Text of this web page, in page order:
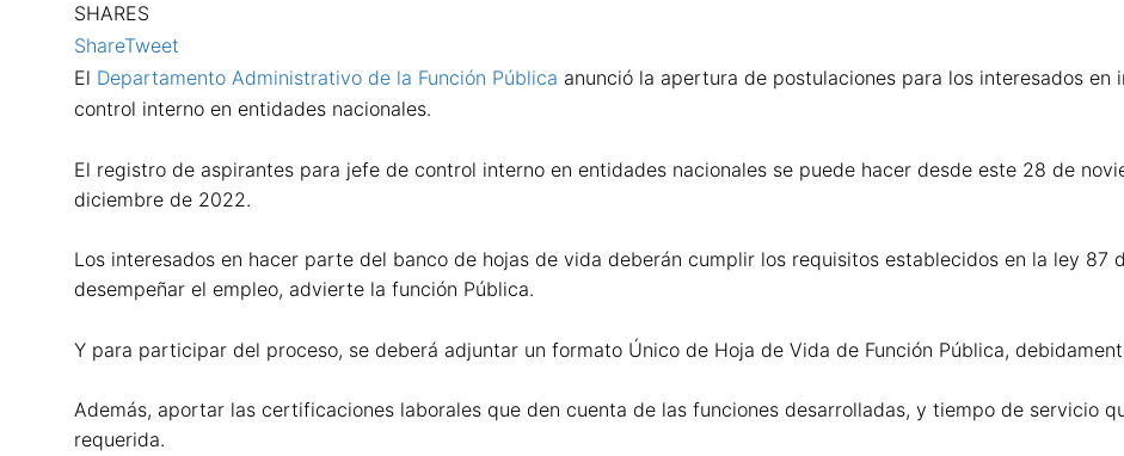
SHARES
ShareTweet
El Departamento Administrativo de la Función Pública anunció la apertura de postulaciones para los interesados
control interno en entidades nacionales.
El registro de aspirantes para jefe de control interno en entidades nacionales se puede hacer desde este 28 de
diciembre de 2022.
Los interesados en hacer parte del banco de hojas de vida deberán cumplir los requisitos establecidos en la ley
desempeñar el empleo, advierte la función Pública.
Y para participar del proceso, se deberá adjuntar un formato Único de Hoja de Vida de Función Pública,
Además, aportar las certificaciones laborales que den cuenta de las funciones desarrolladas, y tiempo de servicio
requerida.